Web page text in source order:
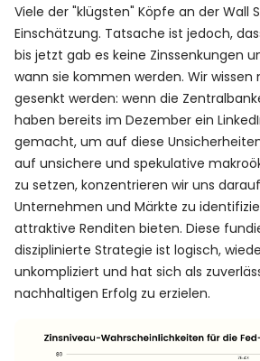
Viele der "klügsten" Köpfe an der Wall
Einschätzung. Tatsache ist jedoch,
bis jetzt gab es keine Zinssenkungen
wann sie kommen werden. Wir wissen
gesenkt werden: wenn die
haben bereits im Dezember ein
gemacht, um auf diese
auf unsichere und spekulative
zu setzen, konzentrieren wir uns
Unternehmen und Märkte zu
attraktive Renditen bieten. Diese
disziplinierte Strategie ist logisch,
unkompliziert und hat sich als
nachhaltigen Erfolg zu erzielen.